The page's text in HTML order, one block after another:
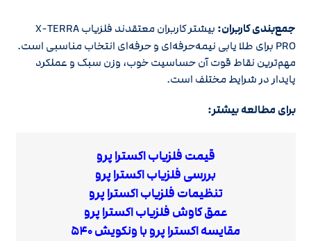
جمع‌بندی کاربران:
بیشتر کاربران معتقدند فلزیاب X-TERRA
PRO برای طلا یابی نیمه‌حرفه‌ای و حرفه‌ای انتخاب مناسبی است.
مهم‌ترین نقاط قوت آن حساسیت خوب، وزن سبک و عملکرد
پایدار در شرایط مختلف است.
برای مطالعه بیشتر:
قیمت فلزیاب اکسترا پرو
بررسی فلزیاب اکسترا پرو
تنظیمات فلزیاب اکسترا پرو
عمق کاوش فلزیاب اکسترا پرو
مقایسه اکسترا پرو با ونکویش ۵۴۰